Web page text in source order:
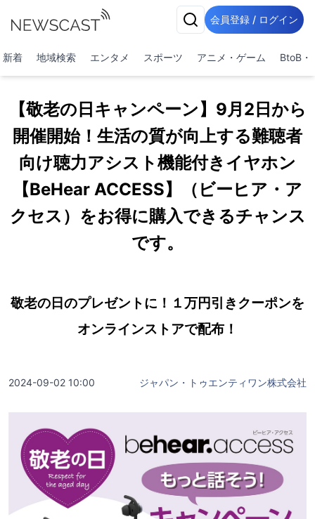
会員登録 / ログイン
新着 地域検索 エンタメ スポーツ アニメ・ゲーム BtoB・
【敬老の日キャンペーン】9月2日から
開催開始！生活の質が向上する難聴者
向け聴力アシスト機能付きイヤホン
【BeHear ACCESS】（ビーヒア・ア
クセス）をお得に購入できるチャンス
です。
敬老の日のプレゼントに！１万円引きクーポンを
オンラインストアで配布！
2024-09-02 10:00 ジャパン・トゥエンティワン株式会社